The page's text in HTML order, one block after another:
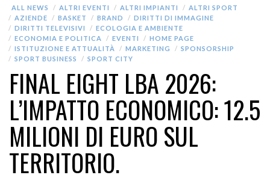
ALL NEWS ALTRI EVENTI ALTRI IMPIANTI
ALTRI SPORT
AZIENDE
BASKET BRAND
DIRITTI DI IMMAGINE
DIRITTI TELEVISIVI
ECOLOGIA E AMBIENTE
ECONOMIA E POLITICA
EVENTI
HOME PAGE
ISTITUZIONE E ATTUALITÀ
MARKETING
SPONSORSHIP
SPORT BUSINESS
SPORT CITY
FINAL EIGHT LBA 2026:
L’IMPATTO ECONOMICO: 12.5
MILIONI DI EURO SUL
TERRITORIO.